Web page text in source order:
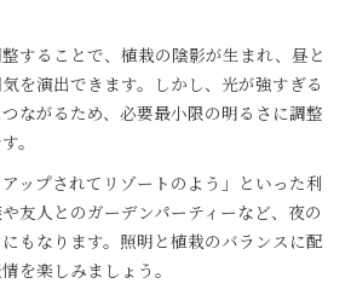
することで、植栽の陰影が生まれ、昼と
を演出できます。しかし、光が強すぎる
ながるため、必要最小限の明るさに調整
。
アップされてリゾートのよう」といった利
友人とのガーデンパーティーなど、夜の
もなります。照明と植栽のバランスに配
を楽しみましょう。